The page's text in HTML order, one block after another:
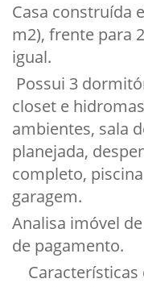
Casa construída
m2), frente para
igual.
Possui 3
closet e
ambientes, sala
planejada,
completo,
garagem.
Analisa imóvel
de pagamento.
Características